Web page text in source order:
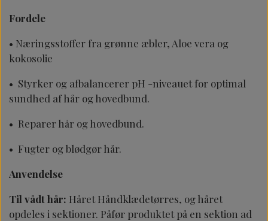
Fordele
• Næringsstoffer fra grønne æbler, Aloe vera og
kokosolie
• Styrker og afbalancerer pH -niveauet for optimal
sundhed af hår og hovedbund.
• Reparer hår og hovedbund.
• Fugter og blødgør hår.
Anvendelse
Til vådt hår: Håret Håndklædetørres, og håret
opdeles i sektioner. Påfør produktet på en sektion ad